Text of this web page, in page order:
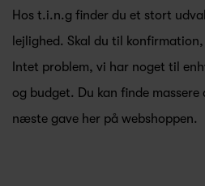
Hos t.i.n.g finder du et stort
lejlighed. Skal du til
Intet problem, vi har noget til
og budget. Du kan finde
næste gave her på webshoppen.